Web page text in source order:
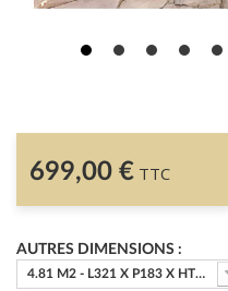
699,00 € TTC
AUTRES DIMENSIONS :
4.81 M2 - L321 X P183 X HT209